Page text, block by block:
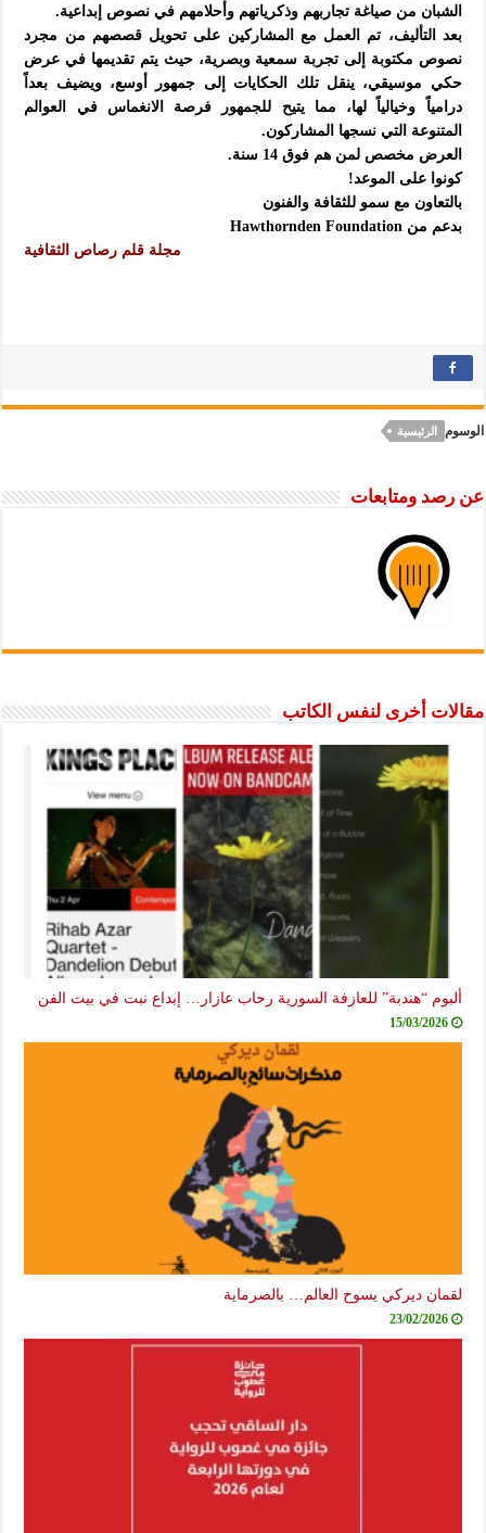
الشبان من صياغة تجاربهم وذكرياتهم وأحلامهم في نصوص إبداعية.
بعد التأليف، تم العمل مع المشاركين على تحويل قصصهم من مجرد
نصوص مكتوبة إلى تجربة سمعية وبصرية، حيث يتم تقديمها في عرض
حكي موسيقي، ينقل تلك الحكايات إلى جمهور أوسع، ويضيف بعداً
درامياً وخيالياً لها، مما يتيح للجمهور فرصة الانغماس في العوالم
المتنوعة التي نسجها المشاركون.
العرض مخصص لمن هم فوق 14 سنة.
كونوا على الموعد!
بالتعاون مع سمو للثقافة والفنون
بدعم من Hawthornden Foundation
مجلة قلم رصاص الثقافية
الوسوم الرئيسية
عن رصد ومتابعات
مقالات أخرى لنفس الكاتب
ألبوم “هندبة” للعازفة السورية رحاب عازار… إبداع نبت في بيت الفن
15/03/2026
لقمان ديركي يسوح العالم… بالصرماية
23/02/2026